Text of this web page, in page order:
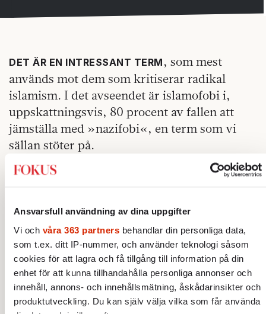
Ansvarsfull användning av dina uppgifter
Vi och våra 363 partners behandlar din personliga data,
som t.ex. ditt IP-nummer, och använder teknologi såsom
cookies för att lagra och få tillgång till information på din
enhet för att kunna tillhandahålla personliga annonser och
innehåll, annons- och innehållsmätning, åskådarinsikter och
produktutveckling. Du kan själv välja vilka som får använda
DET ÄR EN INTRESSANT TERM , som mest
används mot dem som kritiserar radikal
islamism. I det avseendet är islamofobi i,
uppskattningsvis, 80 procent av fallen att
jämställa med »nazifobi«, en term som vi
sällan stöter på.
Nu vet jag vad ni tänker – den som först
nämner nazisterna förlorar – men jag var inte
först. På åtminstone tre ställen har jag läst
varianter av »hade Ekot reagerat likadant om
det hade gällt en reporter som hade samröre
med en granskad nazist?«. Det är en märklig
fråga, eftersom radikala islamister och
nazister är intill förväxling lika. Det gäller
förstås antisemitismen, men också föraktet